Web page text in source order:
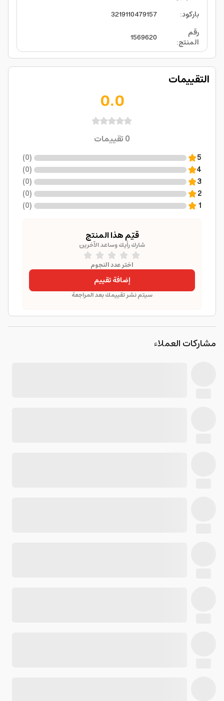
باركود:
3219110479157
رقم
المنتج:
1569620
التقييمات
0.0
0تقييمات
5
(
0
)
4
(
0
)
3
(
0
)
2
(
0
)
1
(
0
)
قيّم هذا المنتج
شارك رأيك وساعد الآخرين
اختر عدد النجوم
إضافة تقييم
سيتم نشر تقييمك بعد المراجعة
مشاركات العملاء